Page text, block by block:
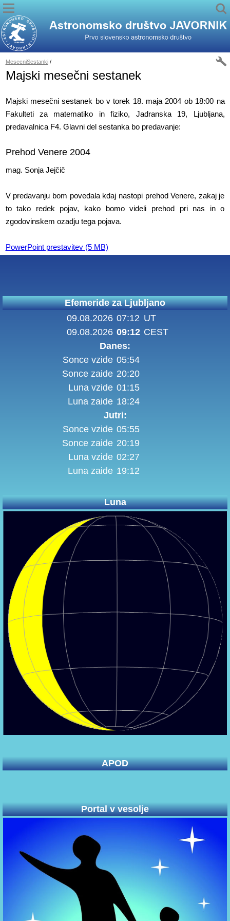
MesecniSestanki/
Majski mesečni sestanek
Majski mesečni sestanek bo v torek 18. maja 2004 ob 18:00 na
Fakulteti za matematiko in fiziko, Jadranska 19, Ljubljana,
predavalnica F4. Glavni del sestanka bo predavanje:
Prehod Venere 2004
mag. Sonja Jejčič
V predavanju bom povedala kdaj nastopi prehod Venere, zakaj je
to tako redek pojav, kako bomo videli prehod pri nas in o
zgodovinskem ozadju tega pojava.
PowerPoint prestavitev (5 MB)
Efemeride za Ljubljano
09.08.2026 07:12 UT
09.08.2026 09:12 CEST
Danes:
Sonce vzide 05:54
Sonce zaide 20:20
Luna vzide 01:15
Luna zaide 18:24
Jutri:
Sonce vzide 05:55
Sonce zaide 20:19
Luna vzide 02:27
Luna zaide 19:12
Luna
APOD
Portal v vesolje